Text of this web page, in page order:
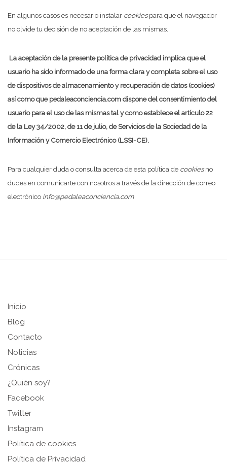
En algunos casos es necesario instalar cookiespara que el navegador
no olvide tu decisión de no aceptación de las mismas.
La aceptación de la presente política de privacidad implica que el
usuario ha sido informado de una forma clara y completa sobre el uso
de dispositivos de almacenamiento y recuperación de datos (cookies)
así como que pedaleaconciencia.com dispone del consentimiento del
usuario para el uso de las mismas tal y como establece el artículo 22
de la Ley 34/2002, de 11 de julio, de Servicios de la Sociedad de la
Información y Comercio Electrónico (LSSI-CE).
Para cualquier duda o consulta acerca de esta política de cookiesno
dudes en comunicarte con nosotros a través de la dirección de correo
electrónico info@pedaleaconciencia.com
Inicio
Blog
Contacto
Noticias
Crónicas
¿Quién soy?
Facebook
Twitter
Instagram
Política de cookies
Política de Privacidad